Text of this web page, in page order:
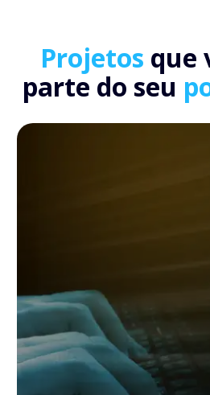
Projetos que
parte do seu